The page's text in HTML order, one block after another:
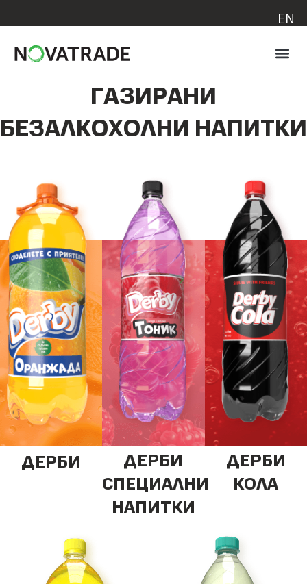
EN
ГАЗИРАНИ
БЕЗАЛКОХОЛНИ НАПИТКИ
ДЕРБИ
ДЕРБИ
СПЕЦИАЛНИ
НАПИТКИ
ДЕРБИ
КОЛА